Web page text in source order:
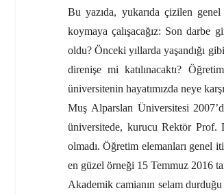
Bu yazıda, yukarıda çizilen
koymaya çalışacağız: Son darbe
oldu? Önceki yıllarda yaşandığı
direnişe mi katılınacaktı?
üniversitenin hayatımızda neye
Muş Alparslan Üniversitesi
üniversitede, kurucu Rektör Prof.
olmadı. Öğretim elemanları genel
en güzel örneği 15 Temmuz 2016
Akademik camianın selam